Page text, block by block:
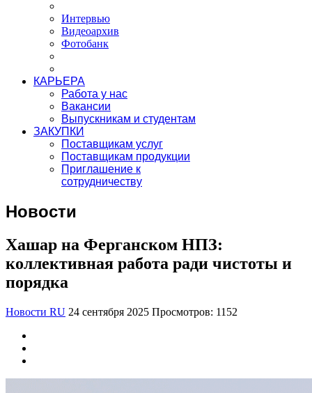
Интервью
Видеоархив
Фотобанк
КАРЬЕРА
Работа у нас
Вакансии
Выпускникам и студентам
ЗАКУПКИ
Поставщикам услуг
Поставщикам продукции
Приглашение к
сотрудничеству
Новости
Хашар на Ферганском НПЗ:
коллективная работа ради чистоты и
порядка
Новости RU 24 сентября 2025 Просмотров: 1152